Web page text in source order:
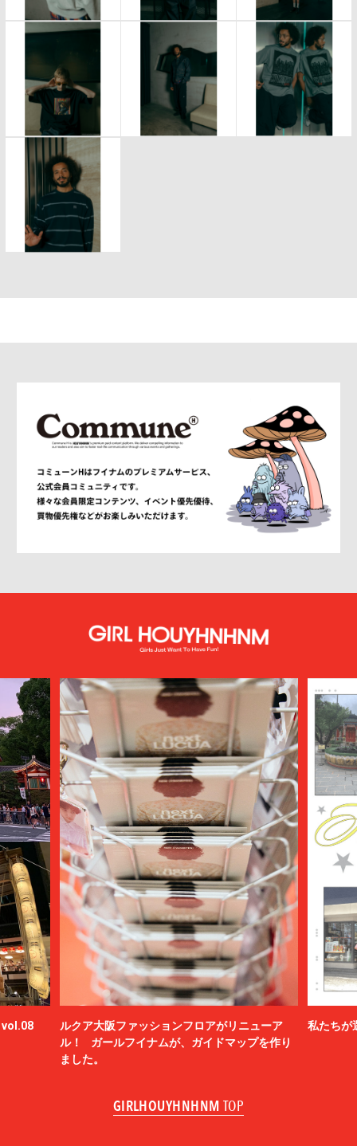
vol.08
ルクア大阪ファッションフロアがリニューア
ル！ ガールフイナムが、ガイドマップを作り
ました。
私たちが
GIRLHOUYHNHNM TOP